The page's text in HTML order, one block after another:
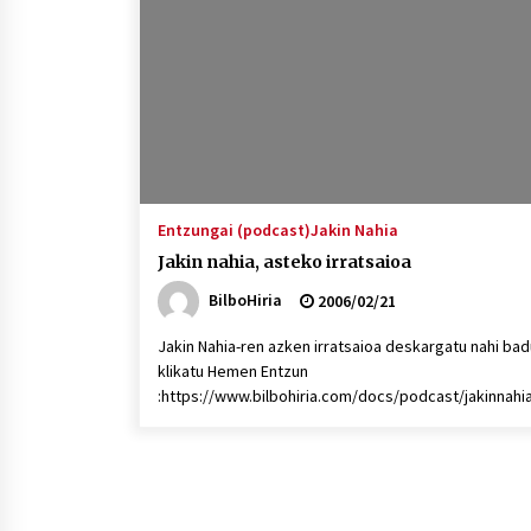
Auritz Iñurrietaren margoak
ikusgai Uribitarte40 aretoan
Entzungai (podcast)Jakin Nahia
Jakin nahia, asteko irratsaioa
BilboHiria
2006/02/21
Jakin Nahia-ren azken irratsaioa deskargatu nahi
klikatu Hemen Entzun
:https://www.bilbohiria.com/docs/podcast/